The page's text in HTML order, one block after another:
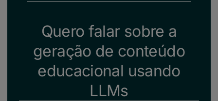
Quero falar sobre a
geração de conteúdo
educacional usando
LLMs